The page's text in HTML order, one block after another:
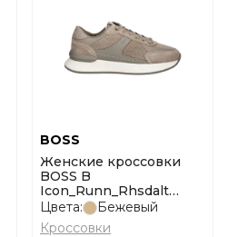
BOSS
Женские кроссовки
BOSS B
Icon_Runn_Rhsdalt
размер 35
Цвета:
Бежевый
Кроссовки